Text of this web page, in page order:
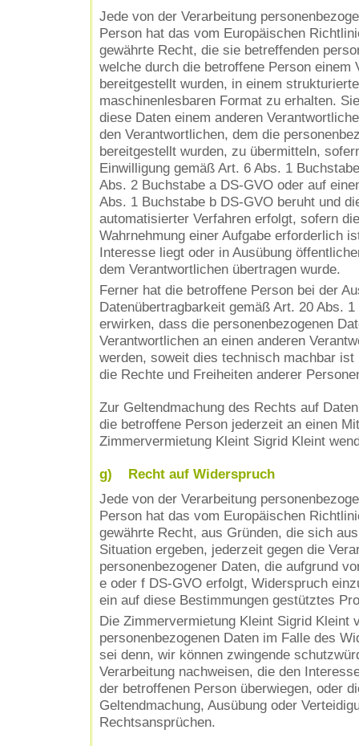
Jede von der Verarbeitung
Person hat das vom Europäischen
gewährte Recht, die sie betreffenden
welche durch die betroffene Person einem
bereitgestellt wurden, in einem
maschinenlesbaren Format zu erhalten.
diese Daten einem anderen
den Verantwortlichen, dem die
bereitgestellt wurden, zu übermitteln,
Einwilligung gemäß Art. 6 Abs. 1
Abs. 2 Buchstabe a DS-GVO oder auf
Abs. 1 Buchstabe b DS-GVO beruht und
automatisierter Verfahren erfolgt, sofern
Wahrnehmung einer Aufgabe erforderlich
Interesse liegt oder in Ausübung
dem Verantwortlichen übertragen wurde.
Ferner hat die betroffene Person bei der
Datenübertragbarkeit gemäß Art. 20 Abs.
erwirken, dass die personenbezogenen
Verantwortlichen an einen anderen
werden, soweit dies technisch machbar
die Rechte und Freiheiten anderer
Zur Geltendmachung des Rechts auf
die betroffene Person jederzeit an einen
Zimmervermietung Kleint Sigrid Kleint
g) Recht auf Widerspruch
Jede von der Verarbeitung
Person hat das vom Europäischen
gewährte Recht, aus Gründen, die sich
Situation ergeben, jederzeit gegen die
personenbezogener Daten, die aufgrund
e oder f DS-GVO erfolgt, Widerspruch
ein auf diese Bestimmungen gestütztes
Die Zimmervermietung Kleint Sigrid Kleint
personenbezogenen Daten im Falle des
sei denn, wir können zwingende
Verarbeitung nachweisen, die den
der betroffenen Person überwiegen, oder
Geltendmachung, Ausübung oder
Rechtsansprüchen.